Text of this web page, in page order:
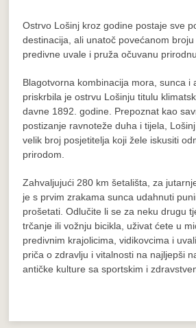
Ostrvo Lošinj kroz godine postaje sve
destinacija, ali unatoč povećanom
predivne uvale i pruža očuvanu
Blagotvorna kombinacija mora, sunca i
priskrbila je ostrvu Lošinju titulu
davne 1892. godine. Prepoznat kao
postizanje ravnoteže duha i tijela,
velik broj posjetitelja koji žele iskusiti
prirodom.
Zahvaljujući 280 km šetališta, za
je s prvim zrakama sunca udahnuti
prošetati. Odlučite li se za neku drugu
trčanje ili vožnju bicikla, uživat ćete u
predivnim krajolicima, vidikovcima i
priča o zdravlju i vitalnosti na najljepši
antičke kulture sa sportskim i